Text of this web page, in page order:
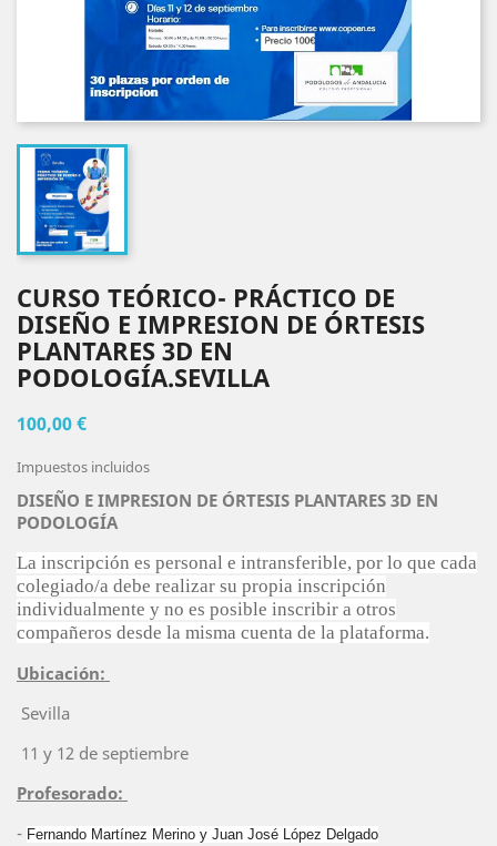
CURSO TEÓRICO- PRÁCTICO DE
DISEÑO E IMPRESION DE ÓRTESIS
PLANTARES 3D EN
PODOLOGÍA.SEVILLA
100,00 €
Impuestos incluidos
DISEÑO E IMPRESION DE ÓRTESIS PLANTARES 3D EN
PODOLOGÍA
La inscripción es personal e intransferible, por lo que cada
colegiado/a debe realizar su propia inscripción
individualmente y no es posible inscribir a otros
compañeros desde la misma cuenta de la plataforma.
Ubicación:
Sevilla
11 y 12 de septiembre
Profesorado:
- Fernando Martínez Merino y Juan José López Delgado